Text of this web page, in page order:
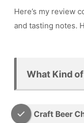
Here’s my review
and tasting notes.
What Kind
Craft Beer